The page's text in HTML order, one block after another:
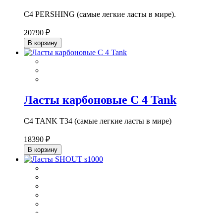
С4 PERSHING (самые легкие ласты в мире).
20790 ₽
В корзину
Ласты карбоновые С 4 Tank
С4 TANK T34 (самые легкие ласты в мире)
18390 ₽
В корзину